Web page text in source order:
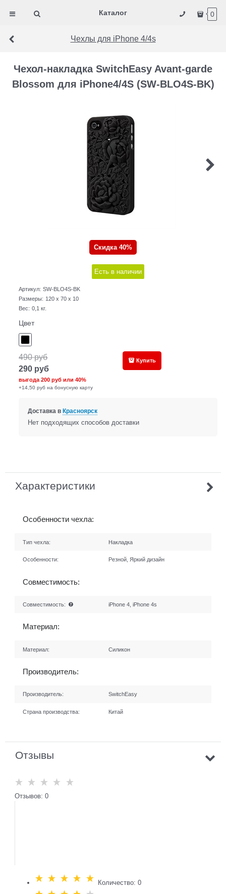
Каталог 0
Чехлы для iPhone 4/4s
Чехол-накладка SwitchEasy Avant-garde
Blossom для iPhone4/4S (SW-BLO4S-BK)
Скидка 40%
Есть в наличии
Артикул: SW-BLO4S-BK
Размеры: 120 x 70 x 10
Вес: 0,1 кг.
Цвет
490 руб
290 руб
выгода200 руб или40%
+14,50 руб на бонусную карту
Купить
Доставка в Красноярск
Нет подходящих способов доставки
Характеристики
Особенности чехла:
Тип чехла: Накладка
Особенности: Резной, Яркий дизайн
Совместимость:
Совместимость: iPhone 4, iPhone 4s
Материал:
Материал: Силикон
Производитель:
Производитель: SwitchEasy
Страна производства: Китай
Отзывы
Отзывов: 0
Количество: 0